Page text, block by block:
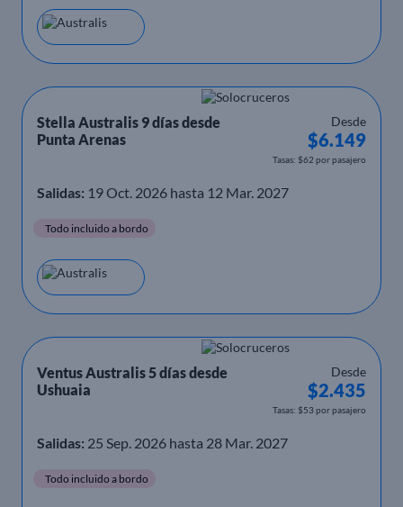
Stella Australis 9 días desde
Punta Arenas
Desde
$6.149
Tasas: $62 por pasajero
Salidas: 19 Oct. 2026 hasta 12 Mar. 2027
Todo incluido a bordo
Ventus Australis 5 días desde
Ushuaia
Desde
$2.435
Tasas: $53 por pasajero
Salidas: 25 Sep. 2026 hasta 28 Mar. 2027
Todo incluido a bordo